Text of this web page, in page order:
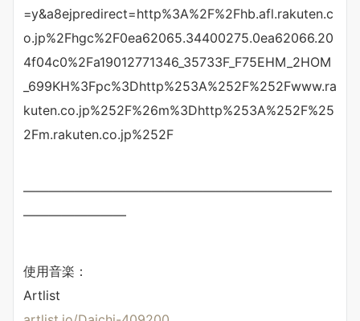
=y&a8ejpredirect=http%3A%2F%2Fhb.afl.rakuten.c
o.jp%2Fhgc%2F0ea62065.34400275.0ea62066.20
4f04c0%2Fa19012771346_35733F_F75EHM_2HOM
_699KH%3Fpc%3Dhttp%253A%252F%252Fwww.ra
kuten.co.jp%252F%26m%3Dhttp%253A%252F%25
2Fm.rakuten.co.jp%252F
————————————————————————
————————
使用音楽：
Artlist